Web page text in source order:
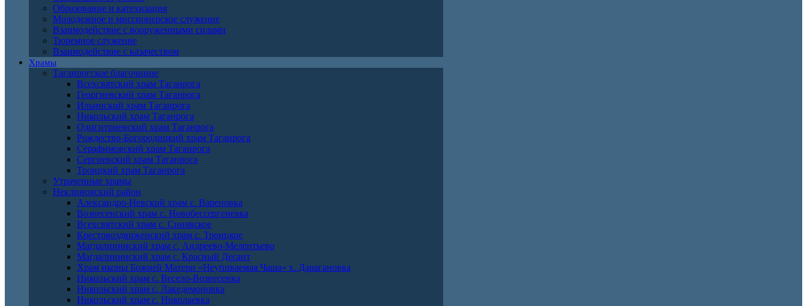
Образование и катехизация
Молодежное и миссионерское служение
Взаимодействие с вооруженными силами
Тюремное служение
Взаимодействие с казачеством
Храмы
Таганрогское благочиние
Всехсвятский храм Таганрога
Георгиевский храм Таганрога
Ильинский храм Таганрога
Никольский храм Таганрога
Одигитриевский храм Таганрога
Рождество-Богородицкий храм Таганрога
Серафимовский храм Таганрога
Сергиевский храм Таганрога
Троицкий храм Таганрога
Утраченные храмы
Неклиновский район
Александро-Невский храм с. Вареновка
Вознесенский храм с. Новобессергеневка
Всехсвятский храм с. Синявское
Крестовоздвиженский храм с. Троицкое
Магдалининский храм с. Андреево-Мелентьево
Магдалининский храм с. Красный Десант
Храм иконы Божией Матери «Неупиваемая Чаша» х. Дарагановка
Никольский храм с. Весело-Вознесенка
Никольский храм с. Лакедемоновка
Никольский храм с. Николаевка